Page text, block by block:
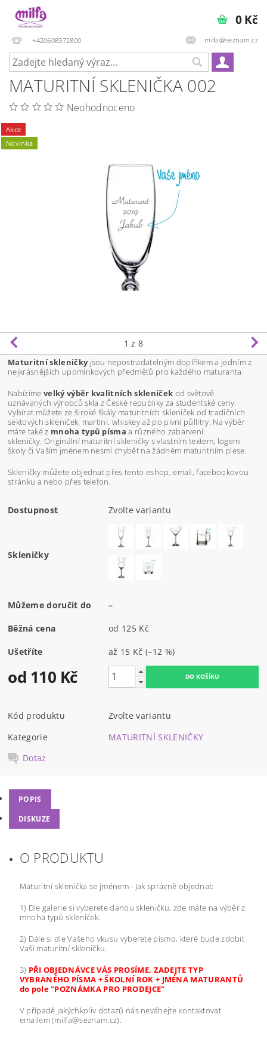
+420608372800 milfa@seznam.cz
0 Kč
MATURITNÍ SKLENIČKA 002
Neohodnoceno
Akce
Novinka
1 z 8
Maturitní skleničkyjsou nepostradatelným doplňkem a jedním z
nejkrásnějších upomínkových předmětů pro každého maturanta.
Nabízíme velký výběr kvalitních skleniček od světově
uznávaných výrobců skla z České republiky za studentské ceny.
Vybírat můžete ze široké škály maturitních skleniček od tradičních
sektových skleniček, martini, whiskey až po pivní půllitry. Na výběr
máte také z mnoha typů písma a různého zabarvení
skleničky. Originální maturitní skleničky s vlastním textem, logem
školy či Vaším jménem nesmí chybět na žádném maturitním plese.
Skleničky můžete objednat přes tento eshop, email, facebookovou
stránku a nebo přes telefon.
Dostupnost Zvolte variantu
Skleničky
Můžeme doručit do –
Běžná cena od 125 Kč
Ušetříte až 15 Kč (–12 %)
od 110 Kč
Kód produktu
Zvolte variantu
Kategorie
MATURITNÍ SKLENIČKY
Dotaz
POPIS
DISKUZE
O PRODUKTU
Maturitní sklenička se jménem - Jak správně objednat:
1) Dle galerie si vyberete danou skleničku, zde máte na výběr z
mnoha typů skleniček.
2) Dále si dle Vašeho vkusu vyberete písmo, které bude zdobit
Vaši maturitní skleničku.
3) PŘI OBJEDNÁVCE VÁS PROSÍME, ZADEJTE TYP
VYBRANÉHO PÍSMA + ŠKOLNÍ ROK + JMÉNA MATURANTŮ
do pole "POZNÁMKA PRO PRODEJCE"
V případě jakýchkoliv dotazů nás neváhejte kontaktovat
emailem (milfa@seznam.cz).